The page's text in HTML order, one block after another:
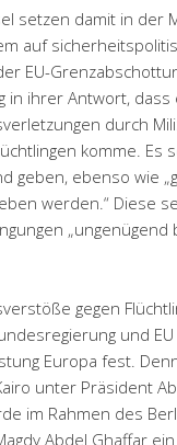
setzen damit in der
auf
EU-
in ihrer Antwort, dass
durch
komme. Es
geben, ebenso wie
werden.“ Diese
gegen
und
Europa fest.
unter Präsident
im Rahmen des
Abdel Ghaffar